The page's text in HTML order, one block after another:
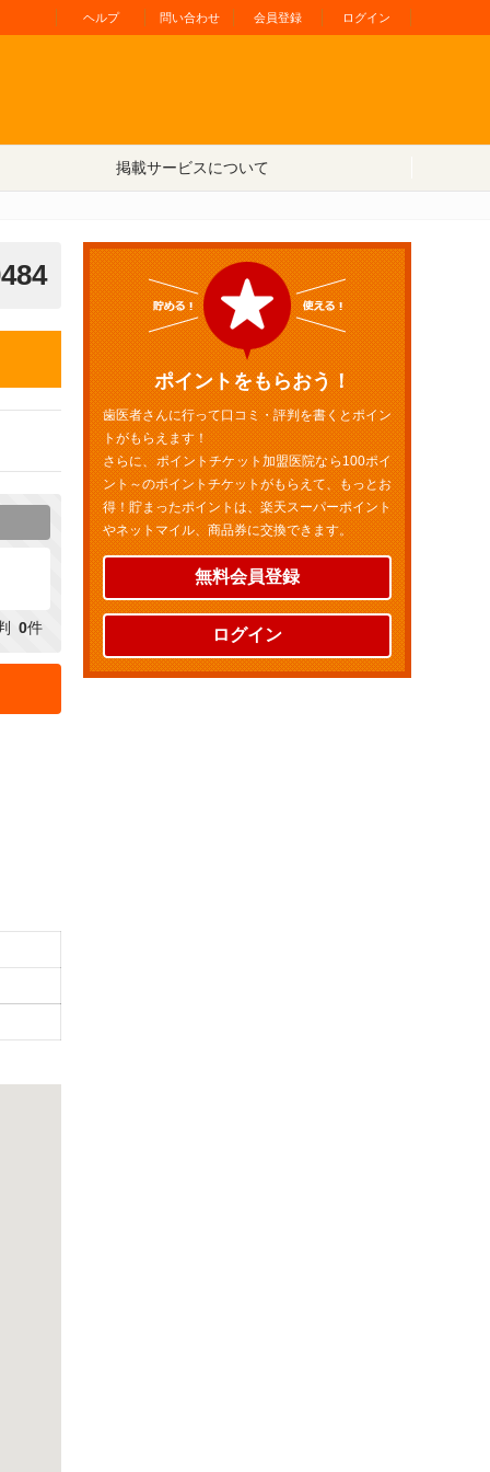
ヘルプ 問い合わせ 会員登録 ログイン
掲載サービスについて
0件
ポイントをもらおう！
歯医者さんに行って口コミ・評判を書くとポイン
トがもらえます！
さらに、ポイントチケット加盟医院なら100ポイ
ント～のポイントチケットがもらえて、もっとお
得！貯まったポイントは、楽天スーパーポイント
やネットマイル、商品券に交換できます。
無料会員登録
ログイン